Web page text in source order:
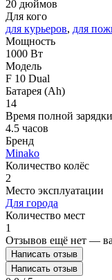
20 дюймов
Для кого
для курьеров, для
Мощность
1000 Вт
Модель
F 10 Dual
Батарея (Ah)
14
Время полной зарядки
4.5 часов
Бренд
Minako
Количество колёс
2
Место эксплуатации
Для города
Количество мест
1
Отзывов ещё нет —
Написать отзыв
Написать отзыв